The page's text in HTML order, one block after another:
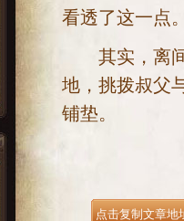
看透了这一点
其实，离间
地，挑拨叔父
铺垫。